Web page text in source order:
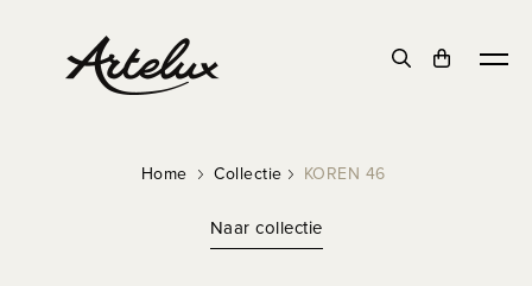
Home Collectie KOREN 46
Naar collectie